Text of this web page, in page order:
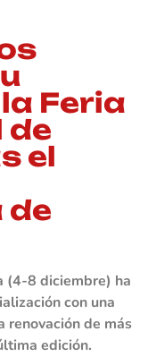
Feria
de
el
de
(4-8 diciembre) ha
con una
renovación de más
edición.